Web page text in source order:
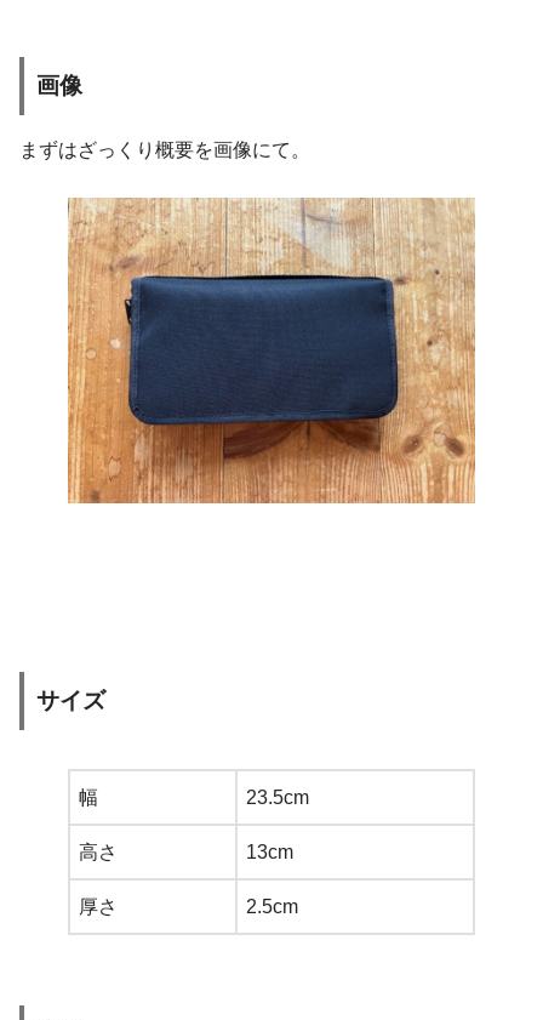
画像
まずはざっくり概要を画像にて。
サイズ
幅 23.5cm
高さ 13cm
厚さ 2.5cm